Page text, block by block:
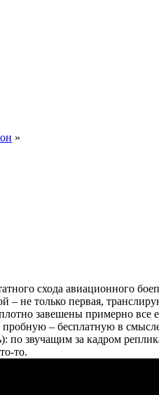
»
схода авиационного
– не только первая,
завешены примерно все
– бесплатную в
по звучащим за кадром
то.